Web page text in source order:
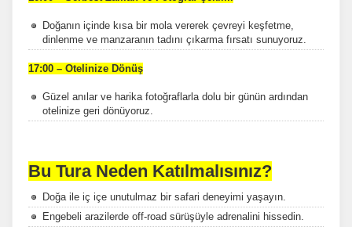
ÇEREZ KULLANIM AYARLARINIZ
Çerez tercihlerinizibelirleyin.
Daha fazla bilgi içinKVKK bilgilendirmemizi,çerez kullanımve
Oturum yönetimi, güvenlik ve temel site işlevleri için
gereklidir. Bu çerezler olmadan site düzgün çalışmaz ve
Doğanın içinde kısa bir mola vererek çevreyi keşfetme,
dinlenme ve manzaranın tadını çıkarma fırsatı sunuyoruz.
17:00 – Otelinize Dönüş
Güzel anılar ve harika fotoğraflarla dolu bir günün ardından
otelinize geri dönüyoruz.
Bu Tura Neden Katılmalısınız?
Doğa ile iç içe unutulmaz bir safari deneyimi yaşayın.
Engebeli arazilerde off-road sürüşüyle adrenalini hissedin.